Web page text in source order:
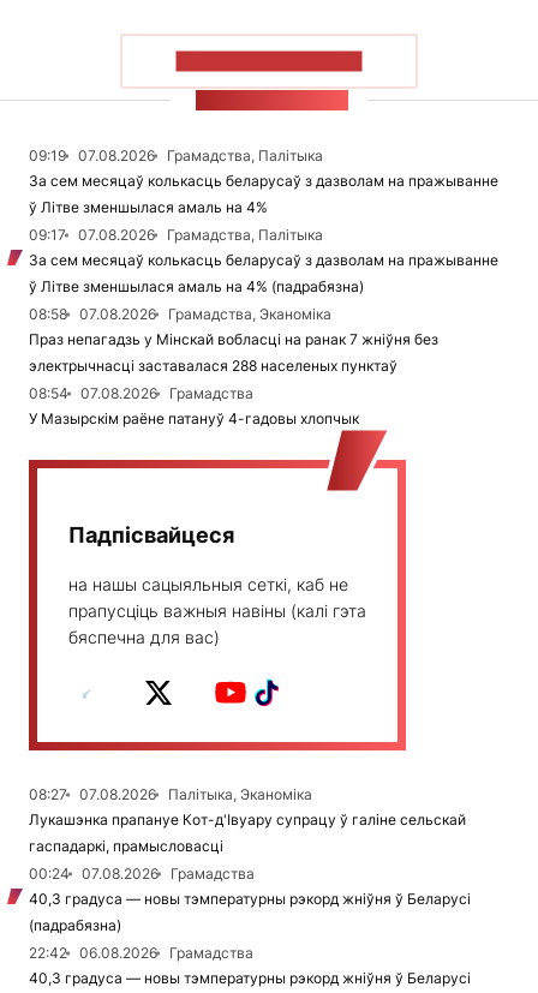
09:19 07.08.2026
Грамадства, Палітыка
За сем месяцаў колькасць беларусаў з дазволам на пражыванне
ў Літве зменшылася амаль на 4%
09:17
07.08.2026
Грамадства, Палітыка
За сем месяцаў колькасць беларусаў з дазволам на пражыванне
ў Літве зменшылася амаль на 4% (падрабязна)
08:58
07.08.2026
Грамадства, Эканоміка
Праз непагадзь у Мінскай вобласці на ранак 7 жніўня без
электрычнасці заставалася 288 населеных пунктаў
08:54
07.08.2026
Грамадства
У Мазырскім раёне патануў 4-гадовы хлопчык
Падпісвайцеся
на нашы сацыяльныя сеткі, каб не
прапусціць важныя навіны (калі гэта
бяспечна для вас)
08:27 07.08.2026
Палітыка, Эканоміка
Лукашэнка прапануе Кот-д'Івуару супрацу ў галіне сельскай
гаспадаркі, прамысловасці
00:24
07.08.2026
Грамадства
40,3 градуса — новы тэмпературны рэкорд жніўня ў Беларусі
(падрабязна)
22:42
06.08.2026
Грамадства
40,3 градуса — новы тэмпературны рэкорд жніўня ў Беларусі